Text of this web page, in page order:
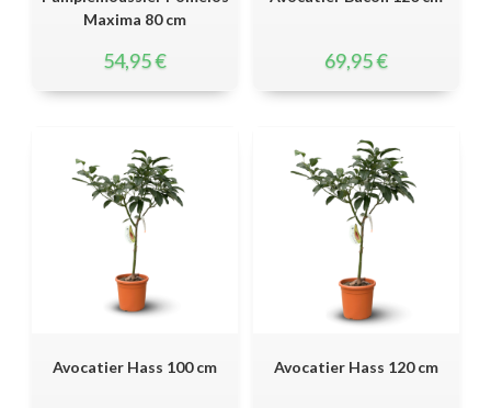
Maxima 80 cm
54,95€ 69,95€
Avocatier Hass 100 cm Avocatier Hass 120 cm